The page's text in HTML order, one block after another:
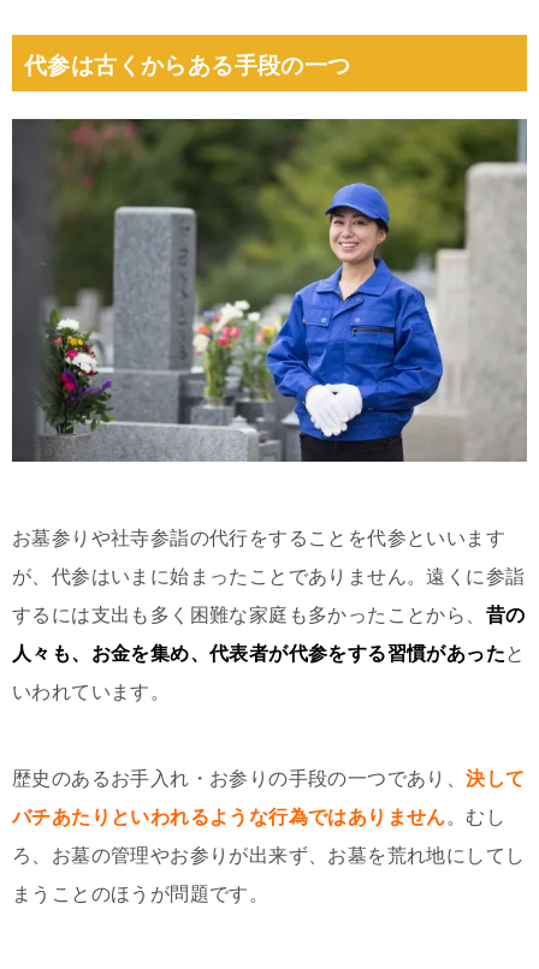
代参は古くからある手段の一つ
お墓参りや社寺参詣の代行をすることを代参といいます
が、代参はいまに始まったことでありません。遠くに参詣
するには支出も多く困難な家庭も多かったことから、 昔の
人々も、お金を集め、代表者が代参をする習慣があったと
いわれています。
歴史のあるお手入れ・お参りの手段の一つであり、決して
バチあたりといわれるような行為ではありません。むし
ろ、お墓の管理やお参りが出来ず、お墓を荒れ地にしてし
まうことのほうが問題です。